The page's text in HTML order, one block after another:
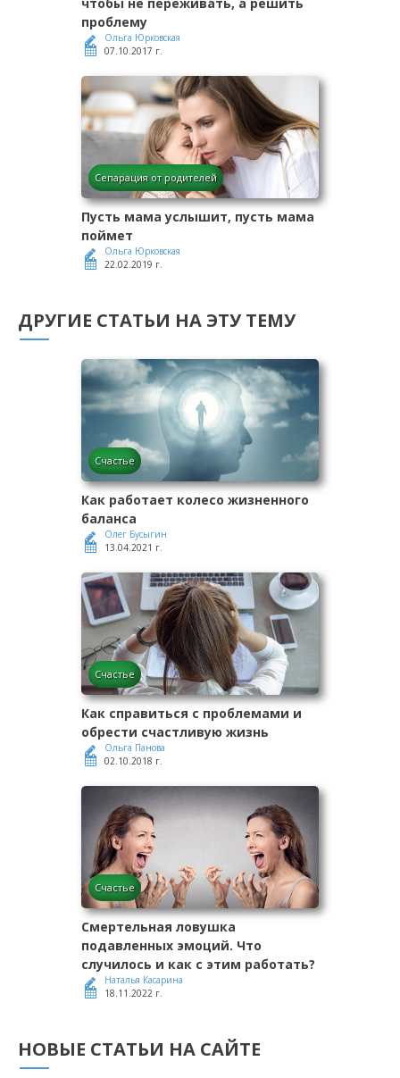
проблему
Ольга Юрковская
07.10.2017 г.
Сепарация от родителей
Пусть мама услышит, пусть мама
поймет
Ольга Юрковская
22.02.2019 г.
ДРУГИЕ СТАТЬИ НА ЭТУ ТЕМУ
Счастье
Как работает колесо жизненного
баланса
Олег Бусыгин
13.04.2021 г.
Счастье
Как справиться с проблемами и
обрести счастливую жизнь
Ольга Панова
02.10.2018 г.
Счастье
Смертельная ловушка
подавленных эмоций. Что
случилось и как с этим работать?
Наталья Касарина
18.11.2022 г.
НОВЫЕ СТАТЬИ НА САЙТЕ